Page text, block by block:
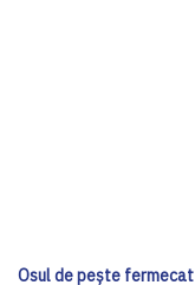
Osul de pește fermecat